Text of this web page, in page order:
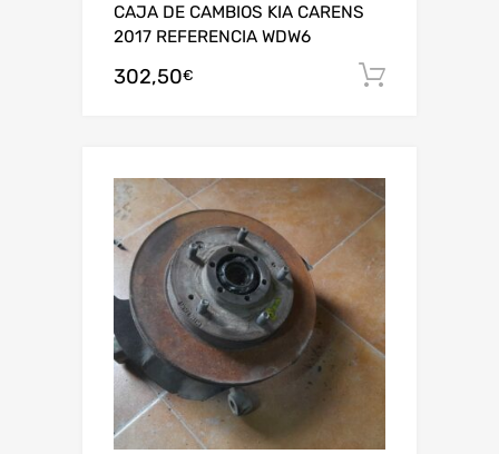
CAJA DE CAMBIOS KIA CARENS
2017 REFERENCIA WDW6
302,50€